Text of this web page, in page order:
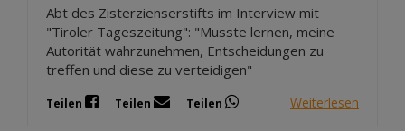
Abt des Zisterzienserstifts im Interview mit
"Tiroler Tageszeitung": "Musste lernen, meine
Autorität wahrzunehmen, Entscheidungen zu
treffen und diese zu verteidigen"
Teilen Teilen Teilen Weiterlesen